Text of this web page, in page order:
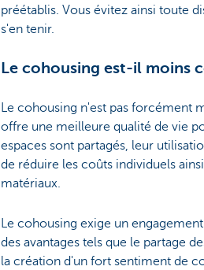
préétablis. Vous évitez ainsi toute
s'en tenir.
Le cohousing est-il moins
Le cohousing n'est pas forcément
offre une meilleure qualité de vie
espaces sont partagés, leur
de réduire les coûts individuels
matériaux.
Le cohousing exige un
des avantages tels que le partage
la création d'un fort sentiment de